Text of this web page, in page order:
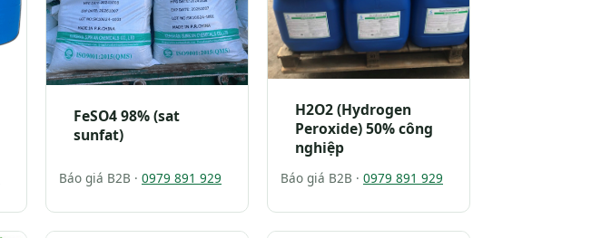
FeSO4 98% (sat
sunfat)
Báo giá B2B · 0979 891 929
H2O2 (Hydrogen
Peroxide) 50% công
nghiệp
Báo giá B2B · 0979 891 929